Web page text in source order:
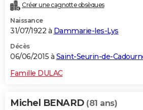
Créer une cagnotte obsèques
Naissance
31/07/1922 à Dammarie-les-Lys
Décès
06/06/2015 à Saint-Seurin-de-
Famille DULAC
Michel BENARD (81 ans)